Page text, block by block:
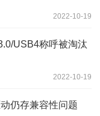
2022-10-19
USB4称呼被淘汰
2022-10-19
仍存兼容性问题